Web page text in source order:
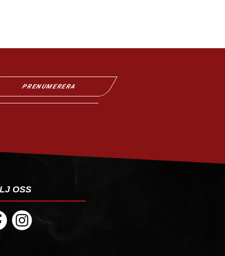
PRENUMERERA
OSS